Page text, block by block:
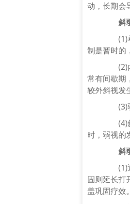
动，长期会
斜
(1)单
制是暂时的
(2)内
常有间歇期
较外斜视发
(3)弱
(4)斜
时，弱视的
斜
(1)
固则延长打
盖巩固疗效